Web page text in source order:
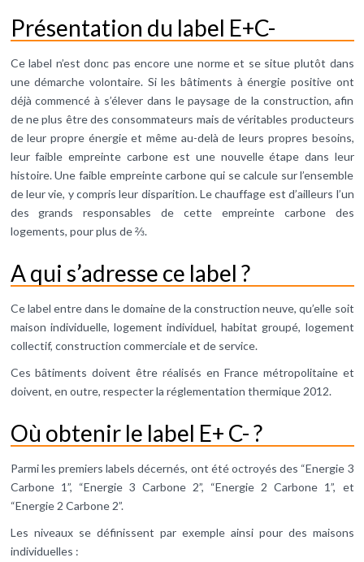
Présentation du label E+C-
Ce label n’est donc pas encore une norme et se situe plutôt dans
une démarche volontaire. Si les bâtiments à énergie positive ont
déjà commencé à s’élever dans le paysage de la construction, afin
de ne plus être des consommateurs mais de véritables producteurs
de leur propre énergie et même au-delà de leurs propres besoins,
leur faible empreinte carbone est une nouvelle étape dans leur
histoire. Une faible empreinte carbone qui se calcule sur l’ensemble
de leur vie, y compris leur disparition. Le chauffage est d’ailleurs l’un
des grands responsables de cette empreinte carbone des
logements, pour plus de ⅔.
A qui s’adresse ce label ?
Ce label entre dans le domaine de la construction neuve, qu’elle soit
maison individuelle, logement individuel, habitat groupé, logement
collectif, construction commerciale et de service.
Ces bâtiments doivent être réalisés en France métropolitaine et
doivent, en outre, respecter la réglementation thermique 2012.
Où obtenir le label E+ C- ?
Parmi les premiers labels décernés, ont été octroyés des “Energie 3
Carbone 1”, “Energie 3 Carbone 2”, “Energie 2 Carbone 1”, et
“Energie 2 Carbone 2”.
Les niveaux se définissent par exemple ainsi pour des maisons
individuelles :